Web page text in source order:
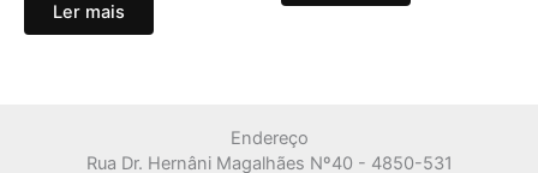
Ler mais
Endereço
Rua Dr. Hernâni Magalhães Nº40 - 4850-531